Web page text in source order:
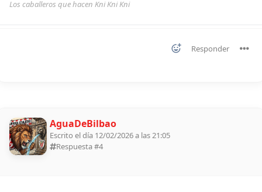
Los caballeros que hacen Kni Kni Kni
Responder
AguaDeBilbao
Escrito el día 12/02/2026 a las 21:05
Respuesta #4